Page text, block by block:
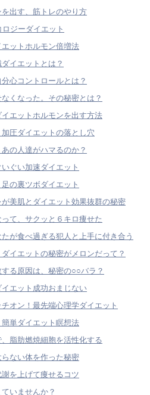
出す、筋トレのやり方
ジーダイエット
ットホルモン倍増法
イエットとは？
心コントロールとは？
くなった。その秘密とは？
エットホルモンを出す方法
圧ダイエットの落とし穴
の人達がハマるのか？
ぐい加速ダイエット
の裏ツボダイエット
美肌とダイエット効果抜群の秘密
て、サクッと６キロ痩せた
が食べ過ぎる犯人と上手に付き合う
イエットの秘密がメロンだって？
る原因は、秘密の○○バラ？
エット成功おまじない
オン！最先端心理学ダイエット
単ダイエット瞑想法
脂肪燃焼細胞を活性化する
ない体を作った秘密
を上げて痩せるコツ
いませんか？